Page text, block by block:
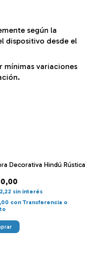
según la
dispositivo desde el
mínimas variaciones
Decorativa Hindú Rústica
sin interés
con Transferencia o